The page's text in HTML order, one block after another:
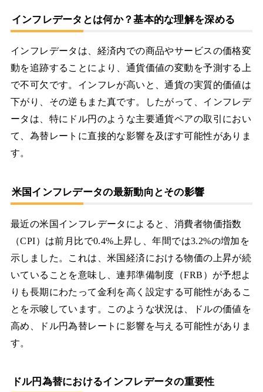
インフレデータとは何か？基本的な理解を深める
インフレデータは、経済内での商品やサービスの価格変
動を追跡することにより、通貨価値の変動を予測する上
で不可欠です。インフレが高いと、通貨の実質的価値は
下がり、その逆もまた真です。したがって、インフレデ
ータは、特にドル円のような主要通貨ペアの取引におい
て、為替レートに直接的な影響を及ぼす可能性がありま
す。
米国インフレデータの最新動向とその影響
最近の米国インフレデータによると、消費者物価指数
（CPI）は前月比で0.4%上昇し、年間では3.2%の増加を
示しました。これは、米国経済における物価の上昇が続
いていることを意味し、連邦準備制度（FRB）が予想よ
りも長期にわたって金利を高く設定する可能性があるこ
とを示唆しています。このような状況は、ドルの価値を
高め、ドル円為替レートに影響を与える可能性がありま
す。
ドル円為替におけるインフレデータの重要性